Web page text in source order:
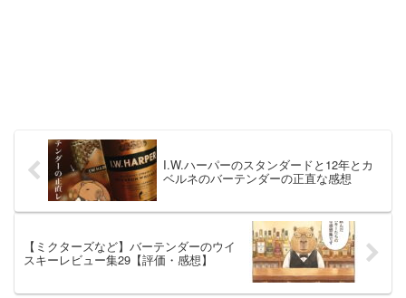
I.W.ハーパーのスタンダードと12年とカ
ベルネのバーテンダーの正直な感想
【ミクターズなど】バーテンダーのウイ
スキーレビュー集29【評価・感想】